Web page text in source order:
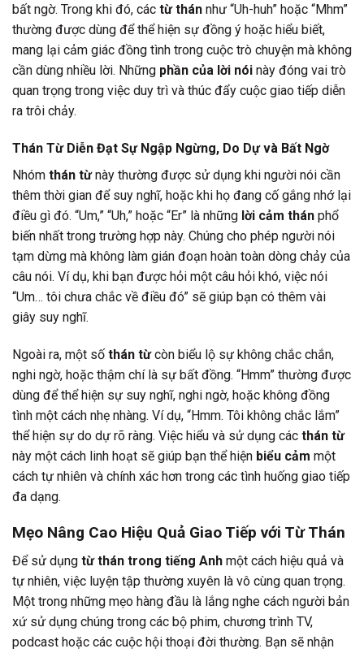
bất ngờ. Trong khi đó, các từ thán như “Uh-huh” hoặc “Mhm”
thường được dùng để thể hiện sự đồng ý hoặc hiểu biết,
mang lại cảm giác đồng tình trong cuộc trò chuyện mà không
cần dùng nhiều lời. Những phần của lời nói này đóng vai trò
quan trọng trong việc duy trì và thúc đẩy cuộc giao tiếp diễn
ra trôi chảy.
Thán Từ Diễn Đạt Sự Ngập Ngừng, Do Dự và Bất Ngờ
Nhóm thán từnày thường được sử dụng khi người nói cần
thêm thời gian để suy nghĩ, hoặc khi họ đang cố gắng nhớ lại
điều gì đó. “Um,” “Uh,” hoặc “Er” là những lời cảm thán phổ
biến nhất trong trường hợp này. Chúng cho phép người nói
tạm dừng mà không làm gián đoạn hoàn toàn dòng chảy của
câu nói. Ví dụ, khi bạn được hỏi một câu hỏi khó, việc nói
“Um… tôi chưa chắc về điều đó” sẽ giúp bạn có thêm vài
giây suy nghĩ.
Ngoài ra, một số thán từcòn biểu lộ sự không chắc chắn,
nghi ngờ, hoặc thậm chí là sự bất đồng. “Hmm” thường được
dùng để thể hiện sự suy nghĩ, nghi ngờ, hoặc không đồng
tình một cách nhẹ nhàng. Ví dụ, “Hmm. Tôi không chắc lắm”
thể hiện sự do dự rõ ràng. Việc hiểu và sử dụng các thán từ
này một cách linh hoạt sẽ giúp bạn thể hiện biểu cảm một
cách tự nhiên và chính xác hơn trong các tình huống giao tiếp
đa dạng.
Mẹo Nâng Cao Hiệu Quả Giao Tiếp với Từ Thán
Để sử dụng từ thán trong tiếng Anh một cách hiệu quả và
tự nhiên, việc luyện tập thường xuyên là vô cùng quan trọng.
Một trong những mẹo hàng đầu là lắng nghe cách người bản
xứ sử dụng chúng trong các bộ phim, chương trình TV,
podcast hoặc các cuộc hội thoại đời thường. Bạn sẽ nhận